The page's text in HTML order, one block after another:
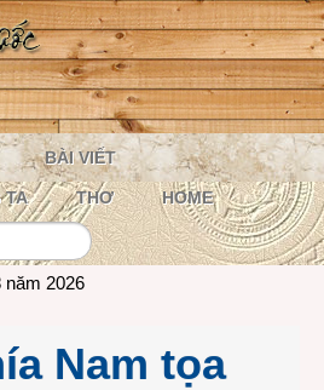
BÀI VIẾT
TA THƠ HOME
năm 2026
Nam tọa